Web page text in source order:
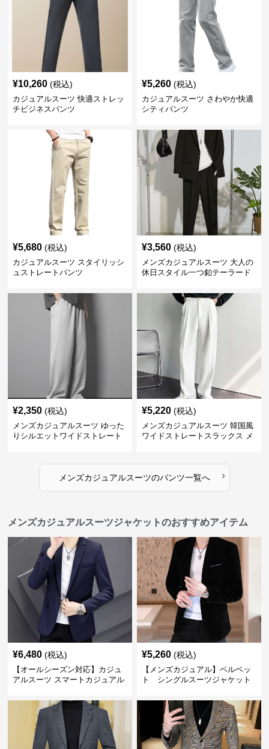
¥10,260 (税込)
カジュアルスーツ 快適ストレッ
チビジネスパンツ
¥5,260 (税込)
カジュアルスーツ さわやか快適
シティパンツ
¥5,680 (税込)
カジュアルスーツ スタイリッシ
ュストレートパンツ
¥3,560 (税込)
メンズカジュアルスーツ 大人の
休日スタイル一つ釦テーラード
¥2,350 (税込)
メンズカジュアルスーツ ゆった
りシルエットワイドストレート
¥5,220 (税込)
メンズカジュアルスーツ 韓国風
ワイドストレートスラックス メ
メンズカジュアルスーツのパンツ一覧へ ›
メンズカジュアルスーツジャケットのおすすめアイテム
¥6,480 (税込)
【オールシーズン対応】カジュ
アルスーツ スマートカジュアル
¥5,260 (税込)
【メンズカジュアル】ベルベッ
ト シングルスーツジャケット